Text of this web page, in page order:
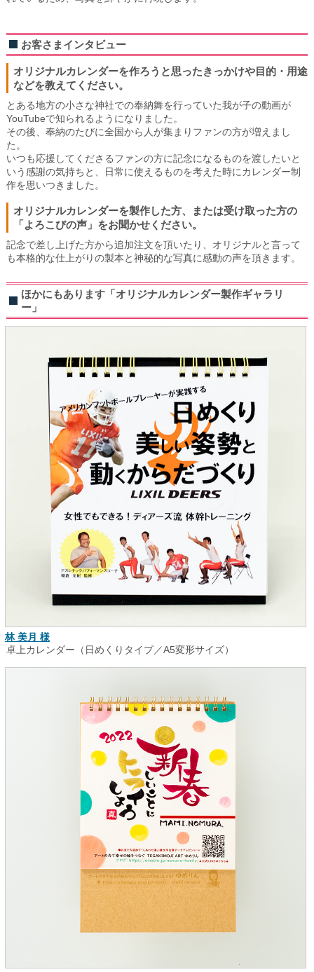
お客さまインタビュー
オリジナルカレンダーを作ろうと思ったきっかけや目的・用途
などを教えてください。
とある地方の小さな神社での奉納舞を行っていた我が子の動画が
YouTubeで知られるようになりました。
その後、奉納のたびに全国から人が集まりファンの方が増えまし
た。
いつも応援してくださるファンの方に記念になるものを渡したいと
いう感謝の気持ちと、日常に使えるものを考えた時にカレンダー制
作を思いつきました。
オリジナルカレンダーを製作した方、または受け取った方の
「よろこびの声」をお聞かせください。
記念で差し上げた方から追加注文を頂いたり、オリジナルと言って
も本格的な仕上がりの製本と神秘的な写真に感動の声を頂きます。
ほかにもあります「オリジナルカレンダー製作ギャラリ
ー」
林 美月 様
卓上カレンダー（日めくりタイプ／A5変形サイズ）